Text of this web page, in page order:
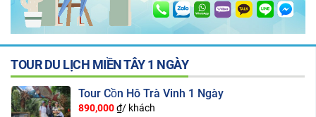
TOUR DU LỊCH MIỀN TÂY 1 NGÀY
Tour Cồn Hô Trà Vinh 1 Ngày
890,000₫/ khách